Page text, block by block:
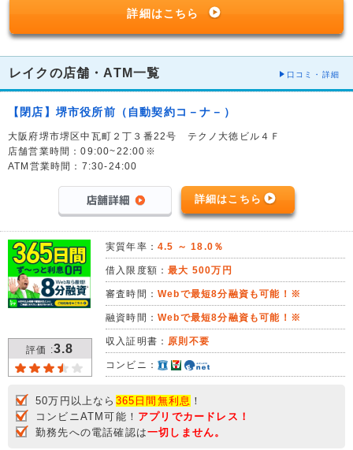
詳細はこちら
レイクの店舗・ATM一覧 口コミ・詳細
【閉店】堺市役所前（自動契約コ－ナ－）
大阪府堺市堺区中瓦町２丁３番22号 テクノ大徳ビル４Ｆ
店舗営業時間：09:00~22:00※
ATM営業時間：7:30-24:00
詳細はこちら
評価 :3.8
実質年率： 4.5 ～ 18.0％
借入限度額：最大 500万円
審査時間： Webで最短8分融資も可能！※
融資時間： Webで最短8分融資も可能！※
収入証明書： 原則不要
コンビニ：
50万円以上なら 365日間無利息 ！
コンビニATM可能！ アプリでカードレス！
勤務先への電話確認は一切しません。